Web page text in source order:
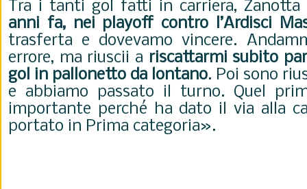
Tra i tanti gol fatti in carriera, Zanotta
anni fa, nei playoff contro l’Ardisci
trasferta e dovevamo vincere.
errore, ma riuscii a riscattarmi subito
gol in pallonetto da lontano. Poi sono
e abbiamo passato il turno. Quel
importante perché ha dato il via alla
portato in Prima categoria».